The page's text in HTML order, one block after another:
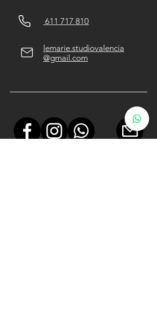
611 717 810
lemarie.studiovalencia
@gmail.com